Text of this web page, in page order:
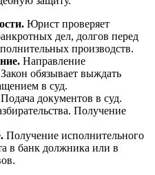
Юрист проверяет
дел, долгов перед
производств.
Направление
обязывает выждать
в суд.
Подача документов в суд.
Получение
Получение исполнительного
в банк должника или в